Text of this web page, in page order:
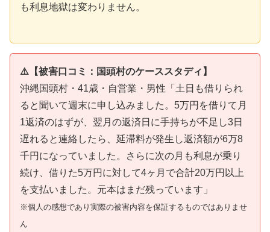
も利息地獄は変わりません。
⚠️【被害口コミ：国頭村のケーススタディ】
沖縄国頭村・41歳・自営業・男性「土日も借りられ
ると聞いて週末に申し込みました。5万円を借りて月
1返済のはずが、翌月の返済日に手持ちが不足し3日
遅れると連絡したら、延滞料が発生し返済額が6万8
千円になっていました。さらに次の月も利息が乗り
続け、借りた5万円に対して4ヶ月で合計20万円以上
を支払いました。元本はまだ残っています」
※個人の感想であり実際の被害内容を保証するものではありませ
ん